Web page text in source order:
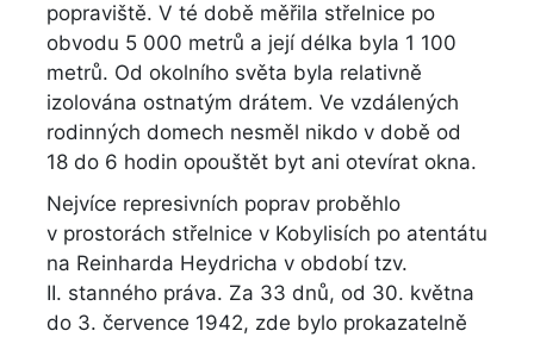
popraviště. V té době měřila střelnice po
obvodu 5 000 metrů a její délka byla 1 100
metrů. Od okolního světa byla relativně
izolována ostnatým drátem. Ve vzdálených
rodinných domech nesměl nikdo v době od
18 do 6 hodin opouštět byt ani otevírat okna.
Nejvíce represivních poprav proběhlo
v prostorách střelnice v Kobylisích po atentátu
na Reinharda Heydricha v období tzv.
II. stanného práva. Za 33 dnů, od 30. května
do 3. července 1942, zde bylo prokazatelně